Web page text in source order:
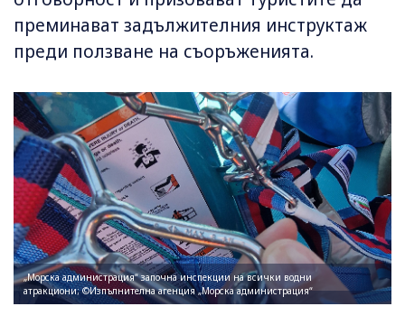
преминават задължителния инструктаж
преди ползване на съоръженията.
„Морска администрация“ започна инспекции на всички водни
атракциони; ©Изпълнителна агенция „Морска администрация“